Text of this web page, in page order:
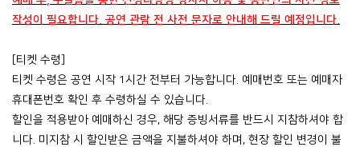
작성이 필요합니다 공연 관람 전 사전 문자로 안내해 드릴 예정입니다
티켓 수령
티켓 수령은 공연 시작 1시간 전부터 가능합니다 예매번호 또는 예매자
휴대폰번호 확인 후 수령하실 수 있습니다
할인을 적용받아 예매하신 경우, 해당 증빙서류를 반드시 지참하셔야 합
니다 미지참 시 할인받은 금액을 지불하셔야 하며 , 현장 할인 변경이 불